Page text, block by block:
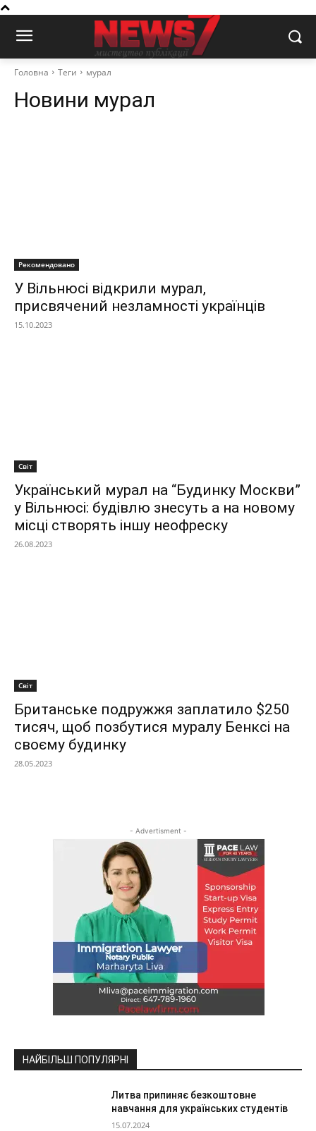
Головна Теги мурал
Новини мурал
Рекомендовано
У Вільнюсі відкрили мурал,
присвячений незламності українців
15.10.2023
Світ
Український мурал на “Будинку Москви”
у Вільнюсі: будівлю знесуть а на новому
місці створять іншу неофреску
26.08.2023
Світ
Британське подружжя заплатило $250
тисяч, щоб позбутися муралу Бенксі на
своєму будинку
28.05.2023
- Advertisment -
НАЙБІЛЬШ ПОПУЛЯРНІ
Литва припиняє безкоштовне
навчання для українських студентів
15.07.2024